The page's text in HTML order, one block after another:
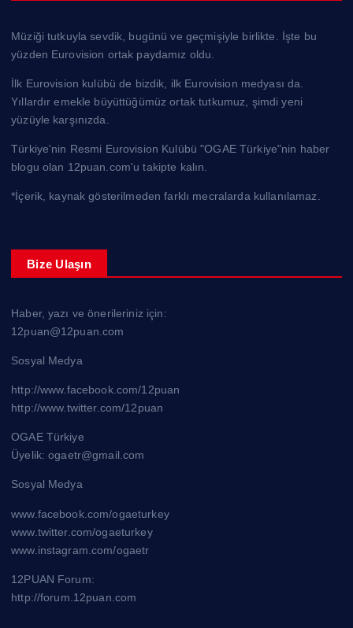
Müziği tutkuyla sevdik, bugünü ve geçmişiyle birlikte. İşte bu
yüzden Eurovision ortak paydamız oldu.
İlk Eurovision kulübü de bizdik, ilk Eurovision medyası da.
Yıllardır emekle büyüttüğümüz ortak tutkumuz, şimdi yeni
yüzüyle karşınızda.
Türkiye'nin Resmi Eurovision Kulübü "OGAE Türkiye"nin haber
blogu olan 12puan.com'u takipte kalın.
*İçerik, kaynak gösterilmeden farklı mecralarda kullanılamaz.
Bize Ulaşın
Haber, yazı ve önerileriniz için:
12puan@12puan.com
Sosyal Medya
http://www.facebook.com/12puan
http://www.twitter.com/12puan
OGAE Türkiye
Üyelik: ogaetr@gmail.com
Sosyal Medya
www.facebook.com/ogaeturkey
www.twitter.com/ogaeturkey
www.instagram.com/ogaetr
12PUAN Forum:
http://forum.12puan.com